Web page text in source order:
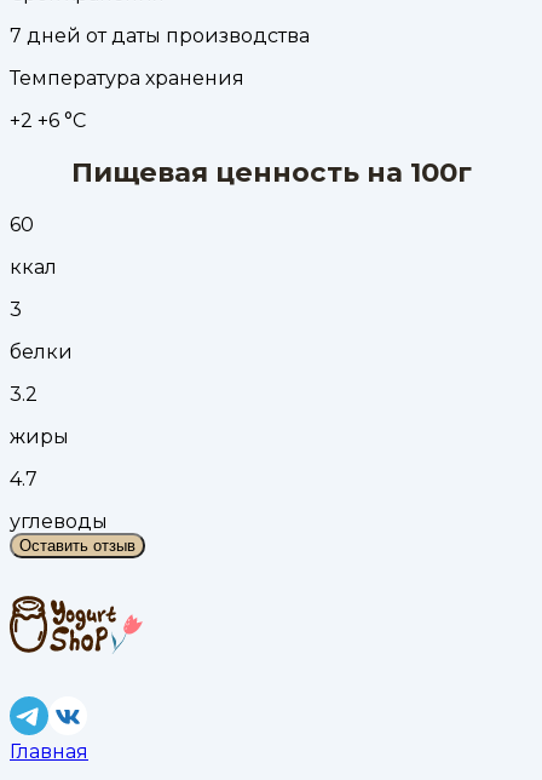
7 дней от даты производства
Температура хранения
+2 +6 °С
Пищевая ценность на 100г
60
ккал
3
белки
3.2
жиры
4.7
углеводы
Оставить отзыв
Главная